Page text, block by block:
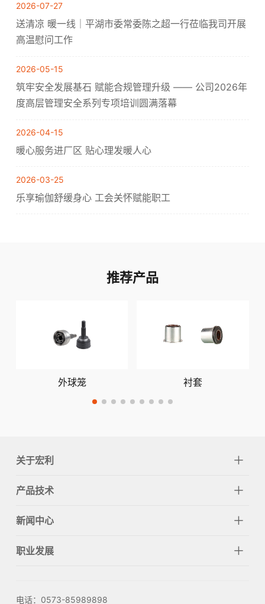
2026-07-27
送清凉 暖一线｜平湖市委常委陈之超一行莅临我司开展
高温慰问工作
2026-05-15
筑牢安全发展基石 赋能合规管理升级 —— 公司2026年
度高层管理安全系列专项培训圆满落幕
2026-04-15
暖心服务进厂区 贴心理发暖人心
2026-03-25
乐享瑜伽舒缓身心 工会关怀赋能职工
推荐产品
外球笼 衬套
关于宏利
产品技术
新闻中心
职业发展
电话：0573-85989898